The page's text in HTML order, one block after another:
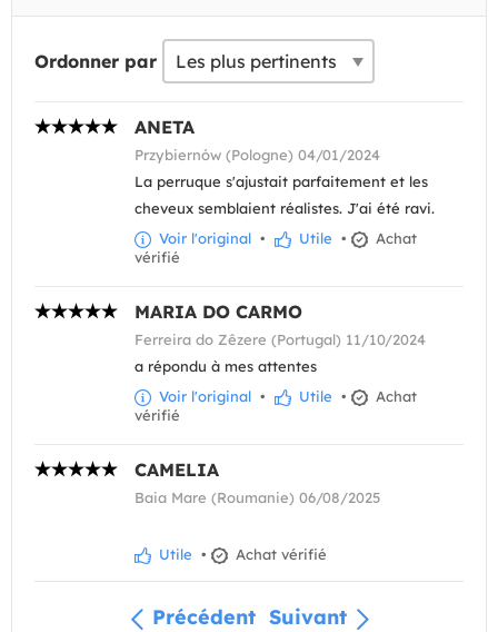
Ordonner par
ANETA
Przybiernów (Pologne) 04/01/2024
La perruque s'ajustait parfaitement et les
cheveux semblaient réalistes. J'ai été ravi.
Voir l'original • Utile •
Achat
vérifié
MARIA DO CARMO
Ferreira do Zêzere (Portugal) 11/10/2024
a répondu à mes attentes
Voir l'original • Utile •
Achat
vérifié
CAMELIA
Baia Mare (Roumanie) 06/08/2025
Utile • Achat vérifié
Précédent Suivant